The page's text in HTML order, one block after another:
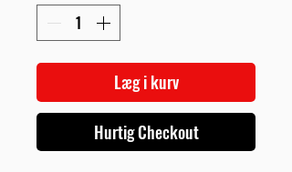
Læg i kurv
Hurtig Checkout